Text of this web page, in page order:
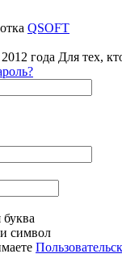
QSOFT
года Для тех,
символ